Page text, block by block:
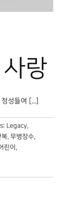
랑
성들여 [...]
Legacy,
복, 무병장수,
린이 ,